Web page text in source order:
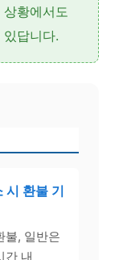
황에서도
답니다.
시 환불 기
불, 일반은
간 내